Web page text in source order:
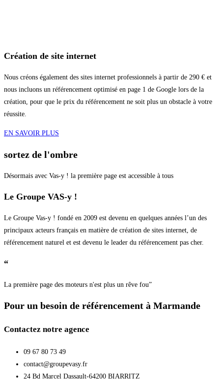
Création de site internet
Nous créons également des sites internet professionnels à partir de 290 € et
nous incluons un référencement optimisé en page 1 de Google lors de la
création, pour que le prix du référencement ne soit plus un obstacle à votre
réussite.
EN SAVOIR PLUS
sortez de l'ombre
Désormais avec Vas-y ! la première page est accessible à tous
Le Groupe VAS-y !
Le Groupe Vas-y ! fondé en 2009 est devenu en quelques années l’un des
principaux acteurs français en matière de création de sites internet, de
référencement naturel et est devenu le leader du référencement pas cher.
“
La première page des moteurs n'est plus un rêve fou”
Pour un besoin de référencement à Marmande
Contactez notre agence
09 67 80 73 49
contact@groupevasy.fr
24 Bd Marcel Dassault-64200 BIARRITZ